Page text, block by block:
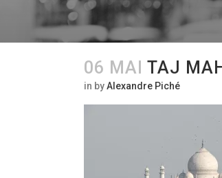
06 MAI TAJ
in byAlexandre Piché